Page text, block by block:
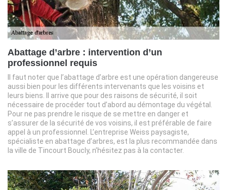
Abattage d’arbre : intervention d’un
professionnel requis
Il faut noter que l’abattage d’arbre est une opération dangereuse
aussi bien pour les différents intervenants que les voisins et
leurs biens. Il arrive que pour des raisons de sécurité, il soit
nécessaire de procéder tout d’abord au démontage du végétal.
Pour ne pas prendre le risque de se mettre en danger et
s’assurer de la sécurité de vos voisins, il est préférable de faire
appel à un professionnel. L’entreprise Weiss paysagiste,
spécialiste en abattage d’arbres, est la plus recommandée dans
la ville de Tincourt Boucly, n’hésitez pas à la contacter.